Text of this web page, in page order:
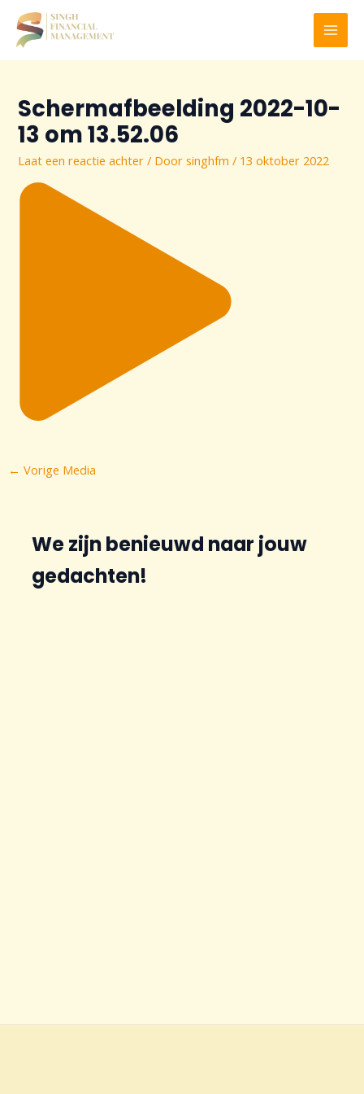
naar
inhoud
Scherm­afbeelding 2022-10-
13 om 13.52.06
Laat een reactie achter / Doorsinghfm/ 13 oktober 2022
Bericht
navigatie
← Vorige Media
We zijn benieuwd naar jouw
gedachten!